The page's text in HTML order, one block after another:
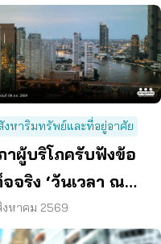
งหาริมทรัพย์และที่อยู่อาศัย
าผู้บริโภครับฟังข้อ
จจริง ‘วันเวลา ณ
าพระยา’ ยืนยันมีถนน
. รอบอาคาร
งหาคม 2569